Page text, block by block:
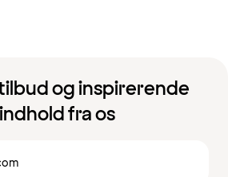
og inspirerende
indhold fra os